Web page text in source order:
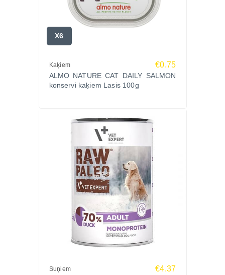
X6
Kaķiem €0.75
ALMO NATURE CAT DAILY SALMON
konservi kaķiem Lasis 100g
Suņiem €4.37